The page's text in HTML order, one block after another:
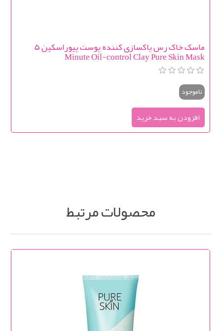
ماسک خاک رس پاکسازی کننده پوست پیوراسکین 5
Minute Oil-control Clay Pure Skin Mask
ناموجود
محصولات مرتبط